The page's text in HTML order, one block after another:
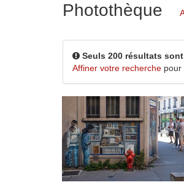
Photothèque
Seuls 200 résultats
Affiner votre recherche pour